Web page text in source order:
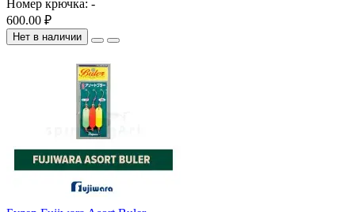
Номер крючка: -
600.00 ₽
Нет в наличии